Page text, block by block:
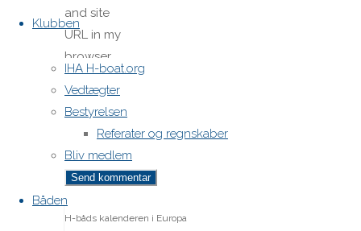
Klubben
IHA H-boat.org
Vedtægter
Bestyrelsen
Referater og regnskaber
Bliv medlem
Båden
and site
URL in my
browser
for next
time I
post a
comment.
H-båds kalenderen i Europa